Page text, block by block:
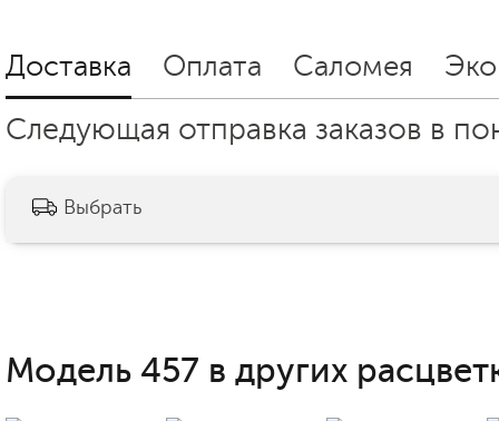
Доставка Оплата Саломея
Следующая отправка заказов в
Выбрать
Модель 457 в других